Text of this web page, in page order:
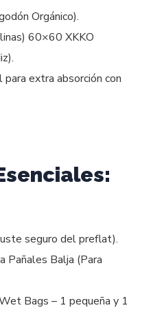
Orgánico).
60×60 XKKO
extra absorción con
seguro del preflat).
Pañales Balja (Para
Bags – 1 pequeña y 1